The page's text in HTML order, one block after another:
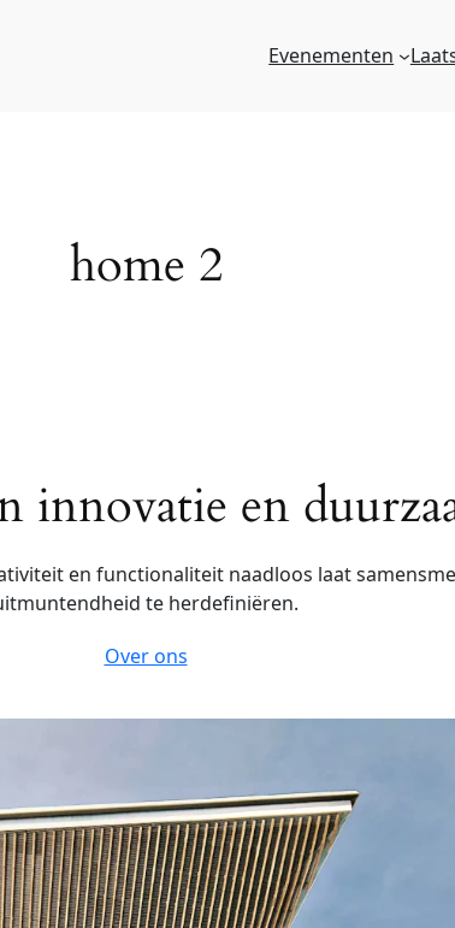
Evenementen
home 2
innovatie en
en functionaliteit naadloos laat
te herdefiniëren.
Over ons